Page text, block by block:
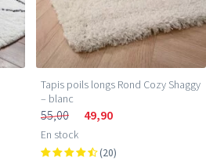
Tapis poils longs Rond Cozy Shaggy
– blanc
55,00 49,90
En stock
(20)